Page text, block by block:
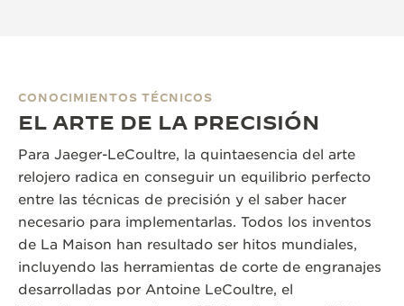
CONOCIMIENTOS TÉCNICOS
EL ARTE DE LA PRECISIÓN
Para Jaeger-LeCoultre, la quintaesencia del arte
relojero radica en conseguir un equilibrio perfecto
entre las técnicas de precisión y el saber hacer
necesario para implementarlas. Todos los inventos
de La Maison han resultado ser hitos mundiales,
incluyendo las herramientas de corte de engranajes
desarrolladas por Antoine LeCoultre, el